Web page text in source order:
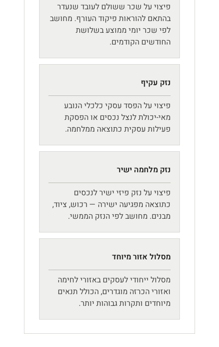
פיצוי על שכר ששולם לעובד שנעדר
בהתאם להוראות פיקוד העורף. מחושב
לפי שכר יומי ממוצע בשלושת
החודשים הקודמים.
נזק עקיף
פיצוי על הפסד עסקי כלכלי הנובע
מאי-יכולת לנצל נכסים או הפסקת
פעילות עסקית כתוצאה ממלחמה.
נזק מלחמה ישיר
פיצוי על נזק פיזי ישיר לנכסים
כתוצאה מפגיעה ישירה — רכוש, ציוד,
מבנים. מחושב לפי הנזק הממשי.
מסלול אזור מיוחד
מסלול ייחודי לעסקים באזורי לחימה
ואזורי הכרזה מוגדרים, הכולל תנאים
מיוחדים ותקרות גבוהות יותר.